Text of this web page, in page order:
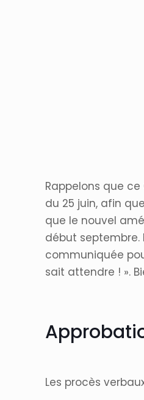
Rappelons que
du 25 juin, afin
que le nouvel
début septembre.
communiquée
sait attendre ! ».
Les procès